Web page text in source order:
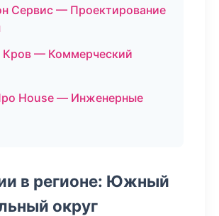
Сервис — Проектирование
Кров — Коммерческий
House — Инженерные
в регионе: Южный
округ